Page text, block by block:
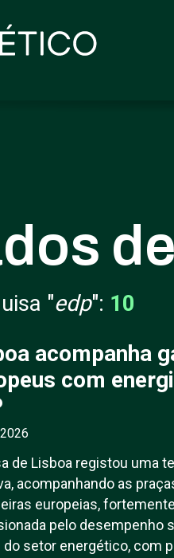
"edp": 10
acompanha
com
de Lisboa registou uma
acompanhando as
europeias, fortemente
pelo desempenho
do setor energético, com